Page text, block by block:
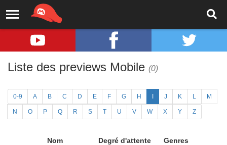
Liste des previews Mobile (0)
0-9 A B C D E F G H J K L M
N O P Q R S T U V W X Y Z
Nom Degré d'attente Genres